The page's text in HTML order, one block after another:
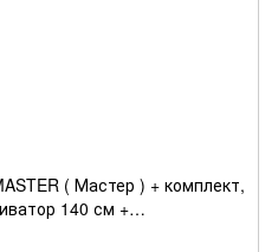
( Мастер ) + комплект,
140 см +
ГУМА, НОВИЙ ДИЗАЙН.